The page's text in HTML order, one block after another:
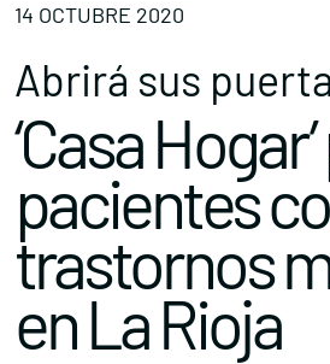
14 OCTUBRE 2020
Abrirá sus
‘Casa
pacientes
trastornos
en La Rioja